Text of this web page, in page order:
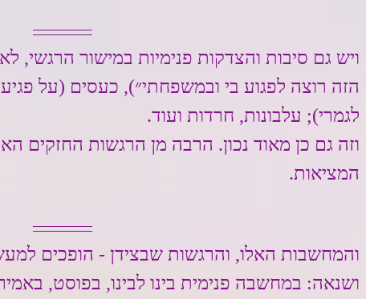
ויש גם סיבות והצדקות פנימיות במישור
הזה רוצה לפגוע בי ובמשפחתי״), כעסים (על
לגמרי); עלבונות, חרדות ועוד.
וזה גם כן מאוד נכון. הרבה מן הרגשות החזקים
המציאות.
והמחשבות האלו, והרגשות שבצידן - הופכים
ושנאה: במחשבה פנימית בינו לבינו, בפוסט,